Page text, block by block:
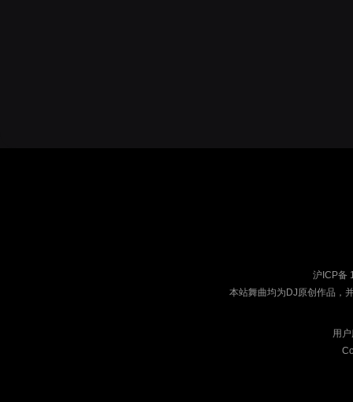
沪ICP备
本站舞曲均为DJ原创作品，
用